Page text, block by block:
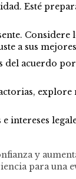
Esté
a sus
acuerdo
intereses
y
para una